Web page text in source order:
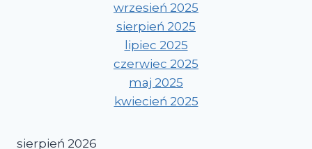
wrzesień 2025
sierpień 2025
lipiec 2025
czerwiec 2025
maj 2025
kwiecień 2025
sierpień 2026